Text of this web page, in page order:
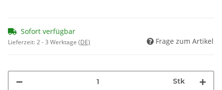
Sofort verfügbar
Lieferzeit:2 - 3 Werktage (DE) Frage zum Artikel
Stk